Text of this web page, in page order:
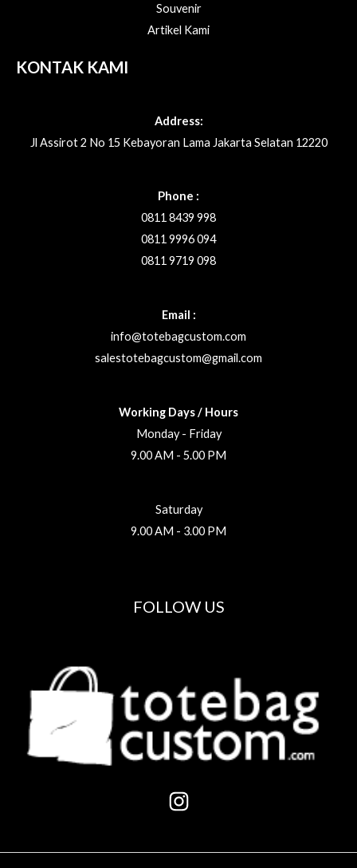
Souvenir
Artikel Kami
KONTAK KAMI
Address:
Jl Assirot 2 No 15 Kebayoran Lama Jakarta Selatan 12220
Phone :
0811 8439 998
0811 9996 094
0811 9719 098
Email :
info@totebagcustom.com
salestotebagcustom@gmail.com
Working Days / Hours
Monday - Friday
9.00 AM - 5.00 PM
Saturday
9.00 AM - 3.00 PM
FOLLOW US